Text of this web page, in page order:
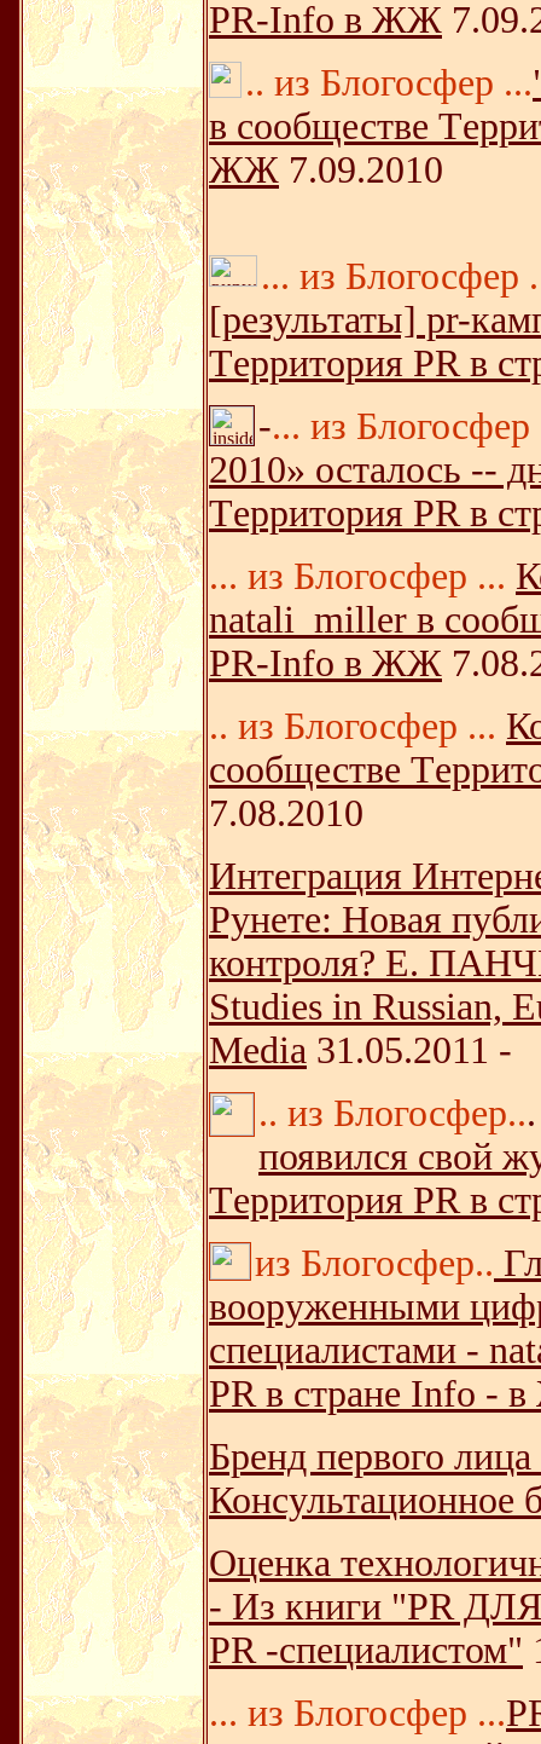
PR-Info в ЖЖ
.. из Блогосфер ...
в сообществе
ЖЖ 7.09.2010
... из Блогосфер
[результаты] pr-
Tерритория PR в
-... из Блогосфер
2010» осталось --
Tерритория PR в
... из Блогосфер ...
natali_miller в
PR-Info в ЖЖ
.. из Блогосфер ...
сообществе
7.08.2010
Интеграция
Рунете: Новая
контроля? Е.
Studies in Russian,
Media 31.05.2011 -
.. из Блогосфер...
появился свой
Tерритория PR в
из Блогосфер..
вооруженными
специалистами -
PR в стране Info -
Бренд первого
Оценка
- Из книги "PR
PR -специалистом"
... из Блогосфер ...